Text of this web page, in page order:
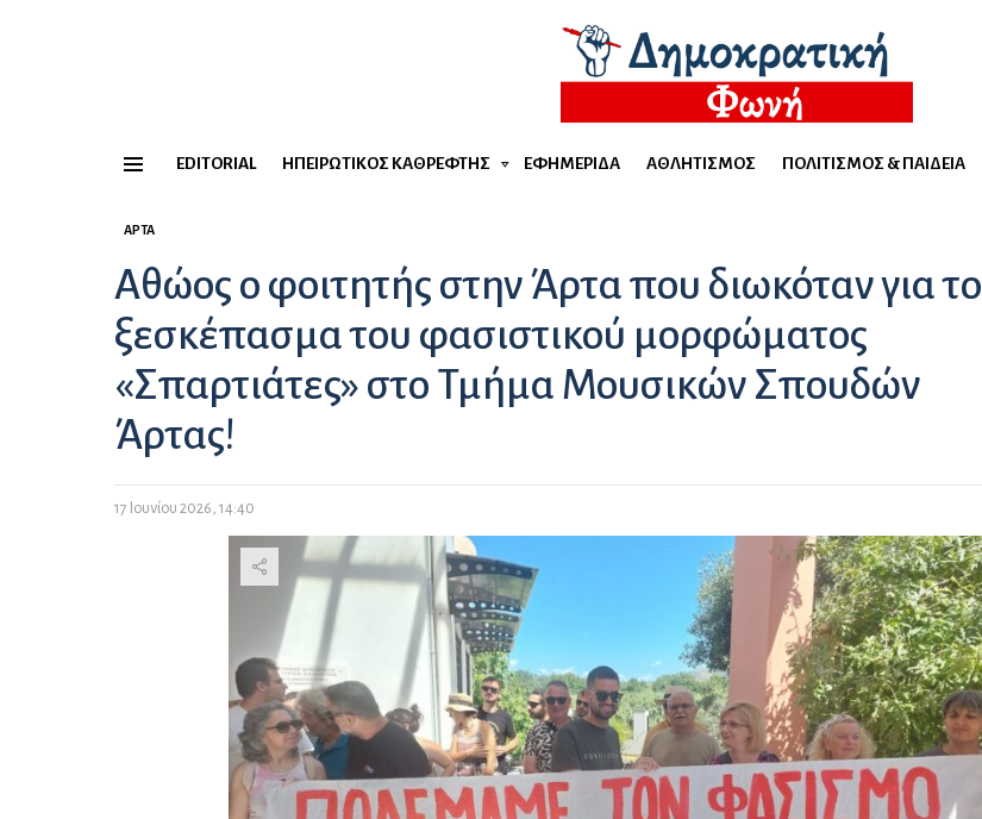
EDITORIAL ΗΠΕΙΡΏΤΙΚΟΣ ΚΑΘΡΈΦΤΗΣ ΕΦΗΜΕΡΊΔΑ ΑΘΛΗΤΙΣΜΌΣ ΠΟΛΙΤΙΣΜΌΣ & ΠΑΙΔΕΊΑ
ΆΡΤΑ
Αθώος ο φοιτητής στην Άρτα που διωκόταν για το
ξεσκέπασμα του φασιστικού μορφώματος
«Σπαρτιάτες» στο Τμήμα Μουσικών Σπουδών
Άρτας!
17 Ιουνίου 2026, 14:40